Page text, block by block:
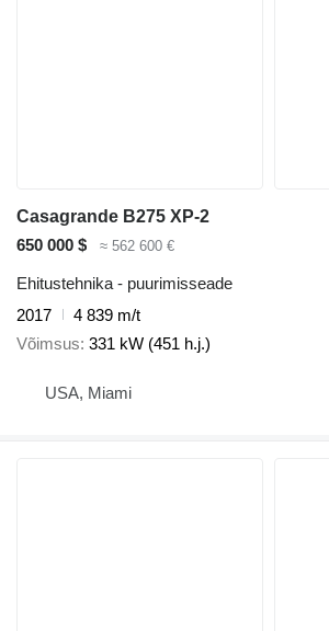
Casagrande B275 XP-2
650 000 $
≈ 562 600 €
Ehitustehnika - puurimisseade
2017
4 839 m/t
Võimsus 331 kW (451 h.j.)
USA, Miami